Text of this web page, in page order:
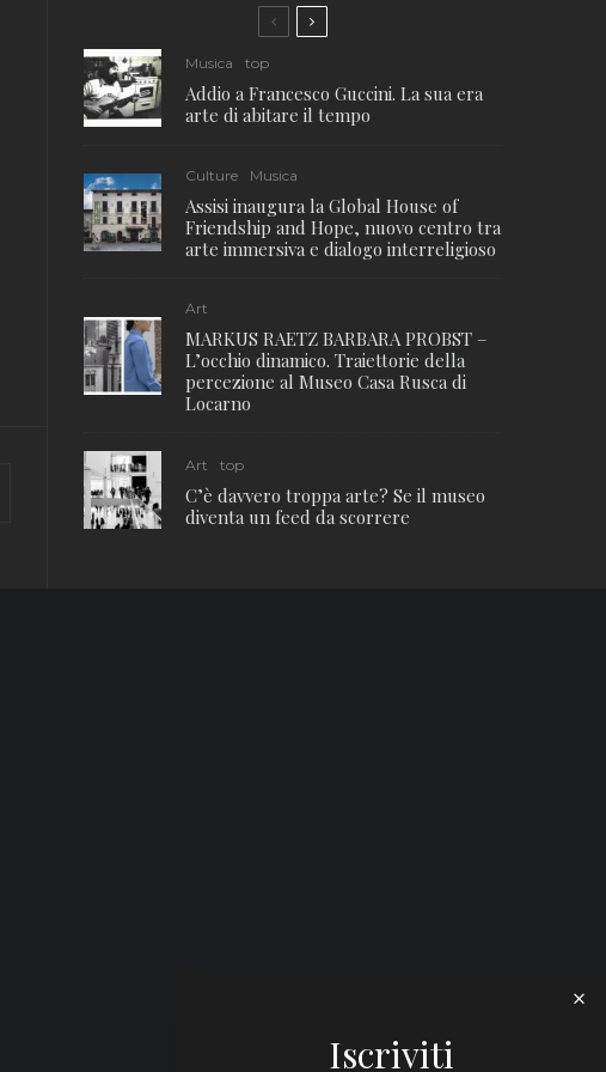
Musica top
Addio a Francesco Guccini. La sua era
arte di abitare il tempo
Culture Musica
Assisi inaugura la Global House of
Friendship and Hope, nuovo centro tra
arte immersiva e dialogo interreligioso
Art
MARKUS RAETZ BARBARA PROBST –
L’occhio dinamico. Traiettorie della
percezione al Museo Casa Rusca di
Locarno
Art top
C’è davvero troppa arte? Se il museo
diventa un feed da scorrere
Iscriviti